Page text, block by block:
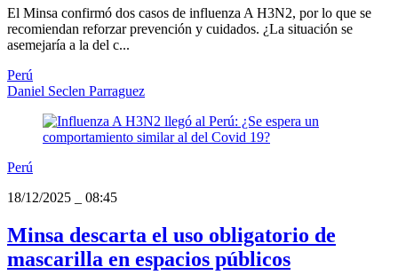
El Minsa confirmó dos casos de influenza A H3N2, por lo que se
recomiendan reforzar prevención y cuidados. ¿La situación se
asemejaría a la del c...
Perú
Daniel Seclen Parraguez
Perú
18/12/2025
08:45
Minsa descarta el uso obligatorio de
mascarilla en espacios públicos